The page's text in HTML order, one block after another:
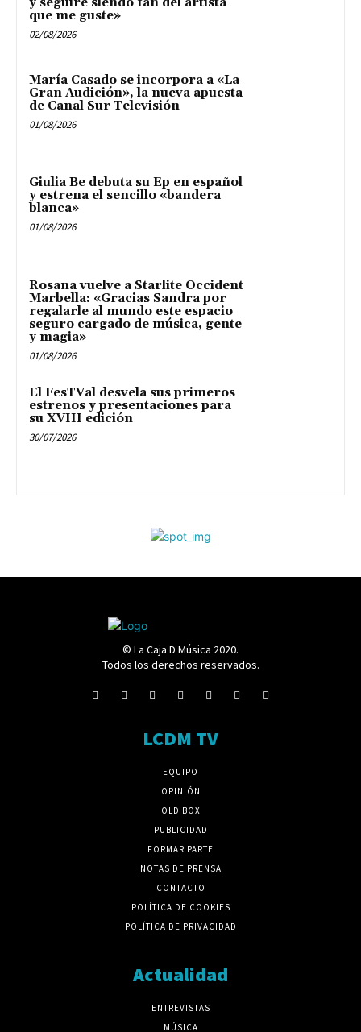
que me guste»
02/08/2026
María Casado se incorpora a «La
Gran Audición», la nueva apuesta
de Canal Sur Televisión
01/08/2026
Giulia Be debuta su Ep en español
y estrena el sencillo «bandera
blanca»
01/08/2026
Rosana vuelve a Starlite Occident
Marbella: «Gracias Sandra por
regalarle al mundo este espacio
seguro cargado de música, gente
y magia»
01/08/2026
El FesTVal desvela sus primeros
estrenos y presentaciones para
su XVIII edición
30/07/2026
© La Caja D Música 2020.
Todos los derechos reservados.
LCDM TV
EQUIPO
OPINIÓN
OLD BOX
PUBLICIDAD
FORMAR PARTE
NOTAS DE PRENSA
CONTACTO
POLÍTICA DE COOKIES
POLÍTICA DE PRIVACIDAD
Actualidad
ENTREVISTAS
MÚSICA